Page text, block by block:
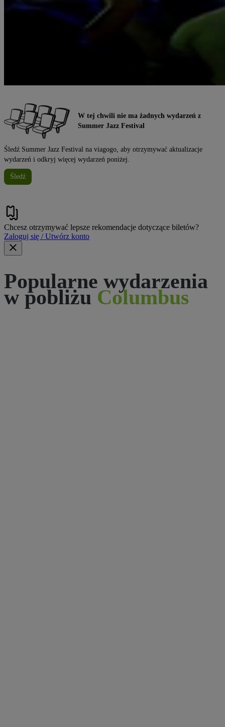
W tej chwili nie ma żadnych wydarzeń z
Summer Jazz Festival
Śledź Summer Jazz Festival na viagogo, aby otrzymywać aktualizacje
wydarzeń i odkryj więcej wydarzeń poniżej.
Śledź
Chcesz otrzymywać lepsze rekomendacje dotyczące biletów?
Zaloguj się / Utwórz konto
Popularne wydarzenia
w pobliżu Columbus